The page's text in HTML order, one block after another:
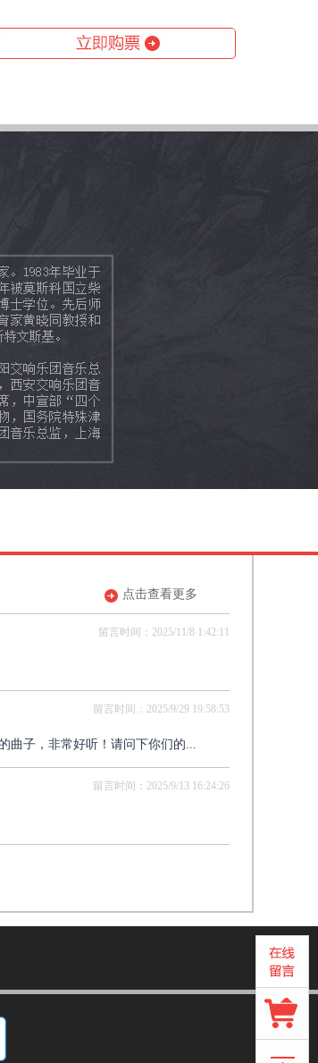
点击查看更多
留言时间：2025/11/8 1:42:11
留言时间：2025/9/29 19:58:53
曲子，非常好听！请问下你们的...
留言时间：2025/9/13 16:24:26